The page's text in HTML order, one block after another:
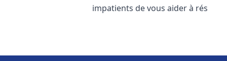
impatients de vous aider à rés